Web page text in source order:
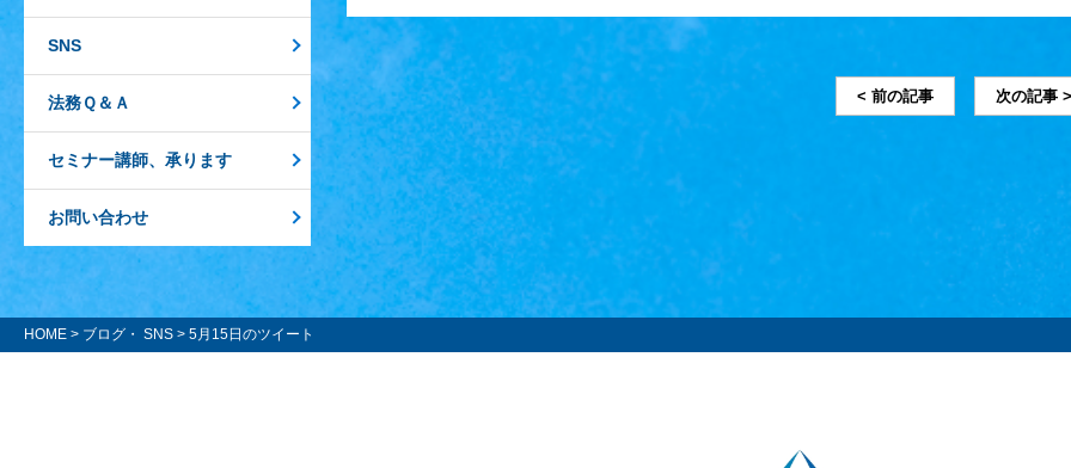
< 前の記事 次の記事 >
SNS
法務Ｑ＆Ａ
セミナー講師、承ります
お問い合わせ
HOME > ブログ・ SNS > 5月15日のツイート